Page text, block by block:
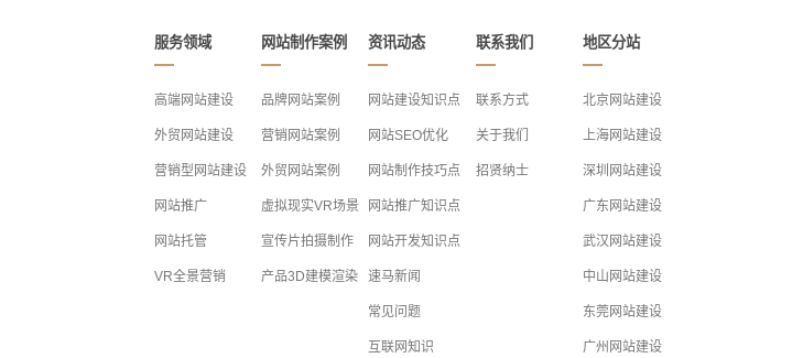
服务领域
高端网站建设
外贸网站建设
营销型网站建设
网站推广
网站托管
VR全景营销
网站制作案例
品牌网站案例
营销网站案例
外贸网站案例
虚拟现实VR场景
宣传片拍摄制作
产品3D建模渲染
资讯动态
网站建设知识点
网站SEO优化
网站制作技巧点
网站推广知识点
网站开发知识点
速马新闻
常见问题
互联网知识
联系我们
联系方式
关于我们
招贤纳士
地区分站
北京网站建设
上海网站建设
深圳网站建设
广东网站建设
武汉网站建设
中山网站建设
东莞网站建设
广州网站建设